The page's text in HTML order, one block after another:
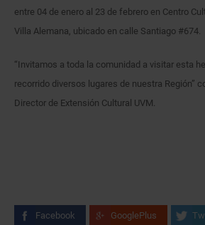
entre 04 de enero al 23 de febrero en Centro
Villa Alemana, ubicado en calle Santiago #674.
“Invitamos a toda la comunidad a visitar esta
recorrido diversos lugares de nuestra Región”
Director de Extensión Cultural UVM.
Facebook GooglePlus